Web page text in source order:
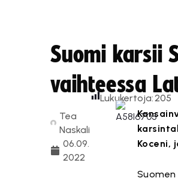
Suomi karsii
vaihteessa
Tea
Naskali
06.09.
2022
Lukukertoja:205
Koceni,